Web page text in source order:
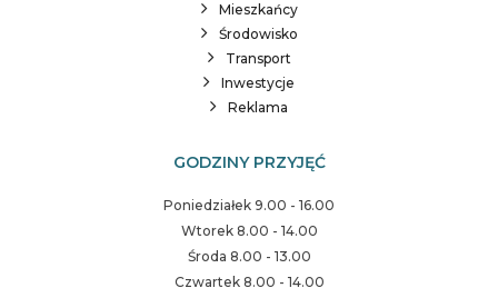
Mieszkańcy
Środowisko
Transport
Inwestycje
Reklama
GODZINY PRZYJĘĆ
Poniedziałek 9.00 - 16.00
Wtorek 8.00 - 14.00
Środa 8.00 - 13.00
Czwartek 8.00 - 14.00